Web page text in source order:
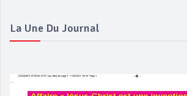
La Une Du Journal